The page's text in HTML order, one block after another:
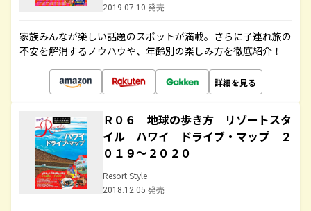
2019.07.10 発売
家族みんなが楽しい話題のスポットが満載。さらに子連れ旅の
不安を解消するノウハウや、年齢別の楽しみ方を徹底紹介！
詳細を見る
Ｒ０６ 地球の歩き方 リゾートスタ
イル ハワイ ドライブ・マップ ２
０１９～２０２０
Resort Style
2018.12.05 発売